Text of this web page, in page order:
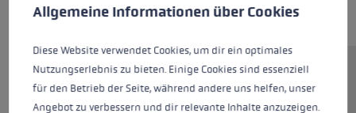
Light, sturdy, reliable - features
all found in the Neolite. The 16
This website uses cookies to give you the best possible experience.
Allgemeine Informationen über Cookies
Diese Website verwendet Cookies, um dir ein optimales
Nutzungserlebnis zu bieten. Einige Cookies sind essenziell
für den Betrieb der Seite, während andere uns helfen, unser
Angebot zu verbessern und dir relevante Inhalte anzuzeigen.